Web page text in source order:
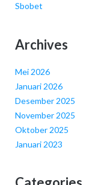
Sbobet
Archives
Mei 2026
Januari 2026
Desember 2025
November 2025
Oktober 2025
Januari 2023